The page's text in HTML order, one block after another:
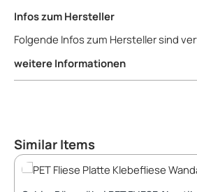
Infos zum Hersteller
Folgende Infos zum Hersteller sind
weitere Informationen
Produktgalerie überspringen
Similar Items